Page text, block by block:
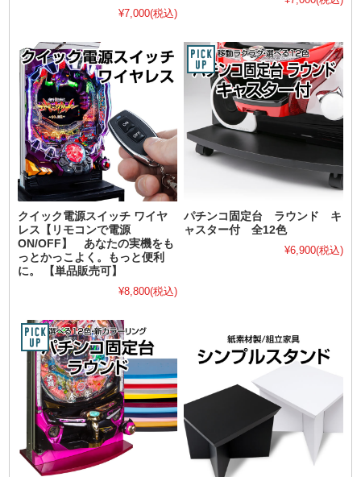
¥7,000(税込)
クイック電源スイッチ ワイヤ
レス【リモコンで電源
ON/OFF】 あなたの実機をも
っとかっこよく。もっと便利
に。 【単品販売可】
¥8,800(税込)
パチンコ固定台 ラウンド キ
ャスター付 全12色
¥6,900(税込)